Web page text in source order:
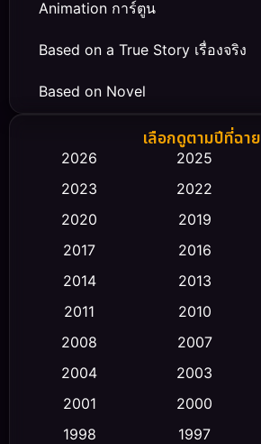
Animation การ์ตูน
Based on a True Story เรื่องจริง
Based on Novel
Biography ชีวิตจริง
Classic หนังคลาสสิก
Comedy ตลก
Conspiracy
Crime อาชญากรรม
เลือกดูตามปีที่ฉาย
2026 2025
2023
2022
2020
2019
2017
2016
2014
2013
2011
2010
2008
2007
2004
2003
2001
2000
1998
1997